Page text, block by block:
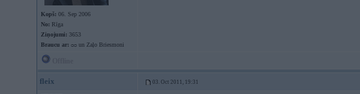
Kopš: 06. Sep 2006
No: Rīga
Ziņojumi: 3653
Braucu ar: ᴑᴑ un Zaļo Briesmoni
fleix 03. Oct 2011, 19:31